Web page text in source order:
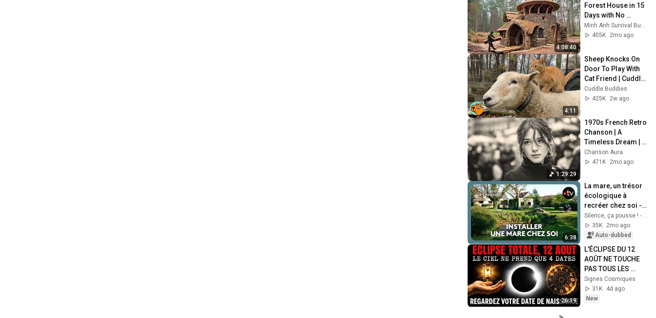
4:08:40
Forest House in 15
Days with No
Money: Solo
Bushcraft Survival
Minh Anh Survival Bushcraft
405K
2mo ago
4:11
Sheep Knocks On
Door To Play With
Cat Friend | Cuddle
Buddies
Cuddle Buddies
425K
2w ago
1:29:29
1970s French Retro
Chanson | A
Timeless Dream |
Slow Cafe Moments
(60s 70s 80s)
Chanson Aura
471K
2mo ago
6:38
La mare, un trésor
écologique à
recréer chez soi -
Silence ça pousse !
35K
2mo ago
Auto-dubbed
26:19
L'ÉCLIPSE DU 12
AOÛT NE TOUCHE
PAS TOUS LES
SIGNES
Signes Cosmiques
31K
4d ago
New